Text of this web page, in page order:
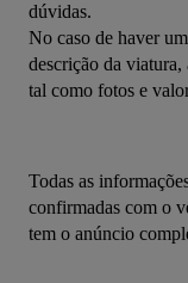
dúvidas.
No caso de haver
descrição da
tal como fotos e
Todas as
confirmadas com o
tem o anúncio